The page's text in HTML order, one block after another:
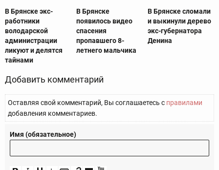
В Брянске экс-
работники
володарской
администрации
ликуют и делятся
тайнами
В Брянске
появилось видео
спасения
пропавшего 8-
летнего мальчика
В Брянске сломали
и выкинули дерево
экс-губернатора
Денина
Добавить комментарий
Оставляя свой комментарий, Вы соглашаетесь с правилами
добавления комментариев.
Имя (обязательное)